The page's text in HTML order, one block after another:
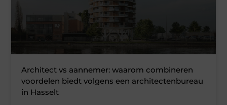
Architect vs aannemer: waarom combineren
voordelen biedt volgens een architectenbureau
in Hasselt